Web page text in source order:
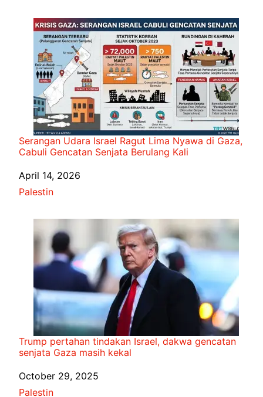
Serangan Udara Israel Ragut Lima Nyawa di Gaza,
Cabuli Gencatan Senjata Berulang Kali
Date
April 14, 2026
In relation to
Palestin
Trump pertahan tindakan Israel, dakwa gencatan
senjata Gaza masih kekal
Date
October 29, 2025
In relation to
Palestin